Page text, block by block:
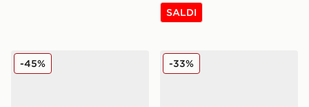
SALDI
Nike Air Force 1 Low Junior
-45% Nike Air Force 1 Low
-33%